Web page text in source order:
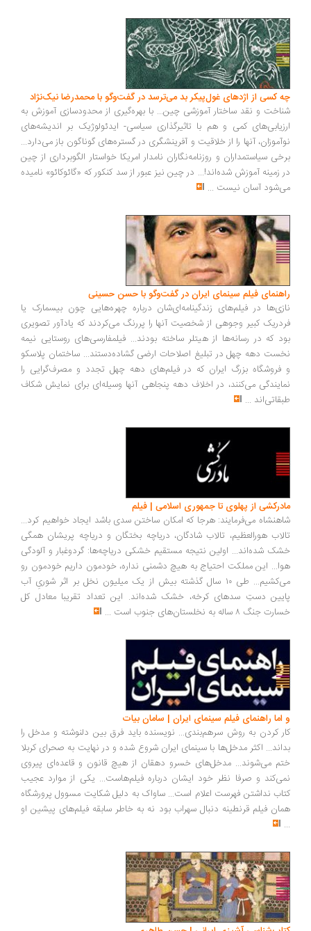
چه کسی از اژدهای غول‌پیکر بد می‌ترسد در گفت‌وگو با محمدرضا نیک‌نژاد
شناخت و نقد ساختار آموزشی چین... با بهره‌گیری از محدودسازی آموزش به
ارزیابی‌های کمی و هم با تاثیرگذاری سیاسی- ایدئولوژیک بر اندیشه‌های
نوآموزان، آنها را از خلاقیت و آفرینشگری در گستره‌های گوناگون باز می‌دارد...
برخی سیاستمداران و روزنامه‌نگاران نامدار امریکا خواستار الگوبرداری از چین
در زمینه آموزش شده‌اند!... در چین نیز عبور از سد کنکور که «گائوکائو» نامیده
می‌شود آسان نیست ...
راهنمای فیلم سینمای ایران در گفت‌وگو با حسن حسینی
نازی‌ها در فیلم‌های زندگینامه‌ای‌شان درباره چهره‌هایی چون بیسمارک یا
فردریک کبیر وجوهی از شخصیت آنها را پررنگ می‌کردند که یادآور تصویری
بود که در رسانه‌ها از هیتلر ساخته بودند... فیلمفارسی‌های روستایی نیمه
نخست دهه چهل در تبلیغ اصلاحات ارضی گشاده‌دستند... ساختمان پلاسکو
و فروشگاه بزرگ ایران که در فیلم‌های دهه چهل تجدد و مصرف‌گرایی را
نمایندگی می‌کنند، در اخلاف دهه پنجاهی آنها وسیله‌ای برای نمایش شکاف
طبقاتی‌اند ...
مادرکشی از پهلوی تا جمهوری اسلامی | فیلم
شاهنشاه می‌فرمایند: هرجا که امکان ساختن سدی باشد ایجاد خواهیم کرد...
تالاب هورالعظیم، تالاب شادگان، دریاچه بختگان و دریاچه پریشان همگی
خشک شده‌اند... اولین نتیجه مستقیم خشکی دریاچه‌ها: گردوغبار و آلودگی
هوا... این مملکت احتیاج به هیچ دشمنی نداره، خودمون داریم خودمون رو
می‌کشیم... طی ۱۰ سال گذشته بیش از یک میلیون نخل بر اثر شوریِ آب
پایین دستِ سدهای کرخه، خشک شده‌اند. این تعداد تقریبا معادل کل
خسارت جنگ ۸ ساله به نخلستان‌های جنوب است
...
و اما راهنمای فیلم سینمای ایران | سامان بیات
کار کردن به روش سرهم‌بندی... نویسنده باید فرق بین دلنوشته و مدخل را
بداند... اکثر مدخل‌ها با سینمای ایران شروع شده و در نهایت به صحرای کربلا
ختم می‌شوند... مدخل‌های خسرو دهقان از هیچ قانون و قاعده‌ای پیروی
نمی‌کند و صرفا نظر خود ایشان درباره فیلم‌هاست... یکی از موارد عجیب
کتاب نداشتن فهرست اعلام است... ساواک به‌ دلیل شکایت مسوول پرورشگاه
همان فیلم قرنطینه دنبال سهراب بود نه به خاطر سابقه فیلم‌های پیشین او
...